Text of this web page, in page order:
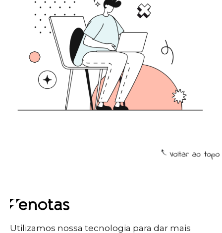
Utilizamos nossa tecnologia para dar mais